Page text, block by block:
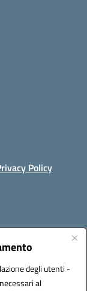
degli utenti -
al
Policy
di Stabia
- PEC: